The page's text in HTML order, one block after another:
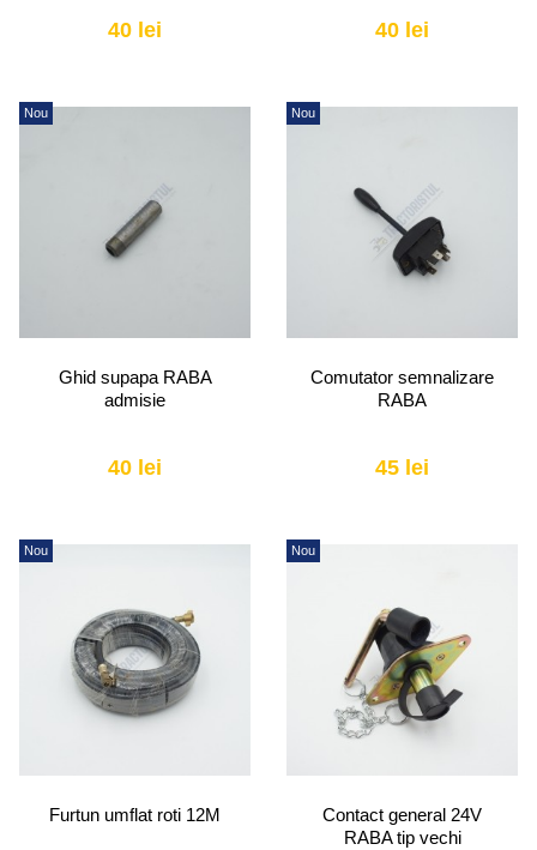
40 lei 40 lei
Nou
Ghid supapa RABA
admisie
40 lei
Nou
Comutator semnalizare
RABA
45 lei
Nou
Furtun umflat roti 12M
Nou
Contact general 24V
RABA tip vechi